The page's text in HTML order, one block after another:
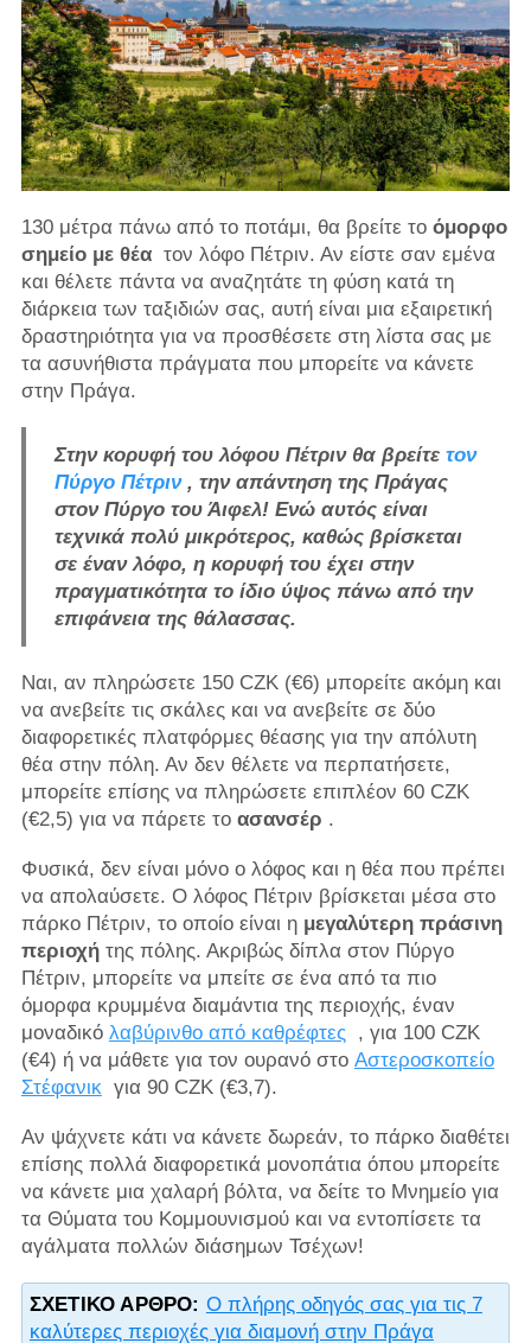
130 μέτρα πάνω από το ποτάμι, θα βρείτε το όμορφο
σημείο με θέατον λόφο Πέτριν. Αν είστε σαν εμένα
και θέλετε πάντα να αναζητάτε τη φύση κατά τη
διάρκεια των ταξιδιών σας, αυτή είναι μια εξαιρετική
δραστηριότητα για να προσθέσετε στη λίστα σας με
τα ασυνήθιστα πράγματα που μπορείτε να κάνετε
στην Πράγα.
Στην κορυφή του λόφου Πέτριν θα βρείτε τον
Πύργο Πέτριν , την απάντηση της Πράγας
στον Πύργο του Άιφελ! Ενώ αυτός είναι
τεχνικά πολύ μικρότερος, καθώς βρίσκεται
σε έναν λόφο, η κορυφή του έχει στην
πραγματικότητα το ίδιο ύψος πάνω από την
επιφάνεια της θάλασσας.
Ναι, αν πληρώσετε 150 CZK (€6) μπορείτε ακόμη και
να ανεβείτε τις σκάλες και να ανεβείτε σε δύο
διαφορετικές πλατφόρμες θέασης για την απόλυτη
θέα στην πόλη. Αν δεν θέλετε να περπατήσετε,
μπορείτε επίσης να πληρώσετε επιπλέον 60 CZK
(€2,5) για να πάρετε το ασανσέρ .
Φυσικά, δεν είναι μόνο ο λόφος και η θέα που πρέπει
να απολαύσετε. Ο λόφος Πέτριν βρίσκεται μέσα στο
πάρκο Πέτριν, το οποίο είναι η μεγαλύτερη πράσινη
περιοχήτης πόλης. Ακριβώς δίπλα στον Πύργο
Πέτριν, μπορείτε να μπείτε σε ένα από τα πιο
όμορφα κρυμμένα διαμάντια της περιοχής, έναν
μοναδικό λαβύρινθο από καθρέφτες , για 100 CZK
(€4) ή να μάθετε για τον ουρανό στο Αστεροσκοπείο
Στέφανικγια 90 CZK (€3,7).
Αν ψάχνετε κάτι να κάνετε δωρεάν, το πάρκο διαθέτει
επίσης πολλά διαφορετικά μονοπάτια όπου μπορείτε
να κάνετε μια χαλαρή βόλτα, να δείτε το Μνημείο για
τα Θύματα του Κομμουνισμού και να εντοπίσετε τα
αγάλματα πολλών διάσημων Τσέχων!
ΣΧΕΤΙΚΌ ΆΡΘΡΟ: Ο πλήρης οδηγός σας για τις 7
καλύτερες περιοχές για διαμονή στην Πράγα